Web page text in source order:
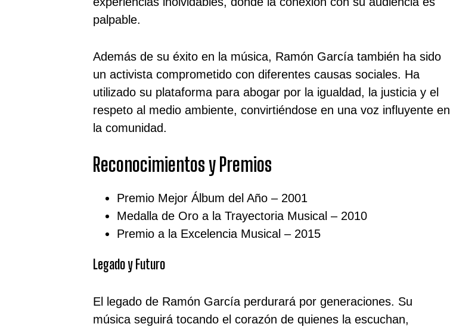
palpable.
Además de su éxito en la música, Ramón García también ha sido
un activista comprometido con diferentes causas sociales. Ha
utilizado su plataforma para abogar por la igualdad, la justicia y el
respeto al medio ambiente, convirtiéndose en una voz influyente en
la comunidad.
Reconocimientos y Premios
Premio Mejor Álbum del Año – 2001
Medalla de Oro a la Trayectoria Musical – 2010
Premio a la Excelencia Musical – 2015
Legado y Futuro
El legado de Ramón García perdurará por generaciones. Su
música seguirá tocando el corazón de quienes la escuchan,